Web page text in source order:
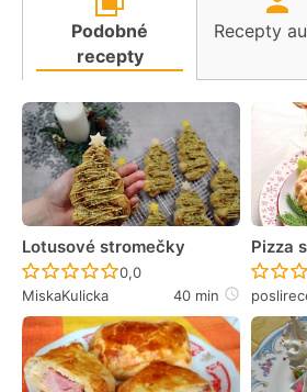
Podobné
recepty
Recepty
Lotusové stromečky
Recept ještě nebyl
0,0
MiskaKulicka
40 min
Pizza